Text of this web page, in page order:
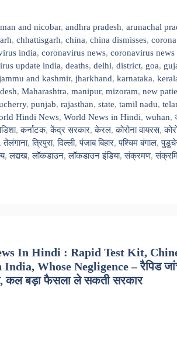
and nicobar,andhra pradesh,arunachal
, chhattisgarh, china, china dismisses,
india, coronavirus news, coronavirus
update india, deaths, delhi, district, goa,
and kashmir, jharkhand, karnataka,
, Maharashtra, manipur, mizoram, new
, punjab, rajasthan, state, tamil nadu,
Hindi News, World News in Hindi, wuhan,
,कर्नाटक,केंद्र सरकार,केरल,कोरोना वायरस,
तेलंगाना,त्रिपुरा,दिल्ली,पंजाब बिहार,पश्चिम बंगाल,
,लद्दाख,लॉकडाउन,लॉकडाउन इंडिया,संक्रमण,
In Hindi : Rapid Test Kit,
Whose Negligence – रैपिड
कल बड़ा फैसला ले सकती सरकार